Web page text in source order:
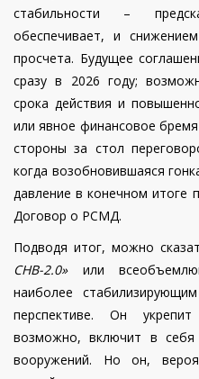
стабильности –
обеспечивает, и
просчета. Будущее
сразу в 2026 году;
срока действия и
или явное финансовое
стороны за стол
когда возобновившаяся
давление в конечном итоге
Договор о РСМД.
Подводя итог, можно
СНВ-2.0» или
наиболее
перспективе. Он
возможно, включит в
вооружений. Но он,